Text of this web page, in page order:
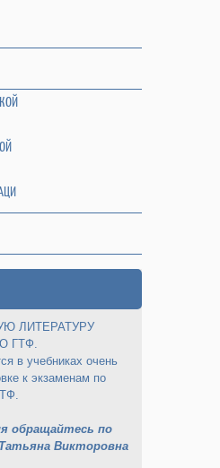
ЛИТЕРАТУРУ
ГТФ.
в учебниках очень
к экзаменам по
обращайтесь по
Викторовна